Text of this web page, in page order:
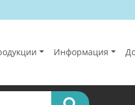
Информация